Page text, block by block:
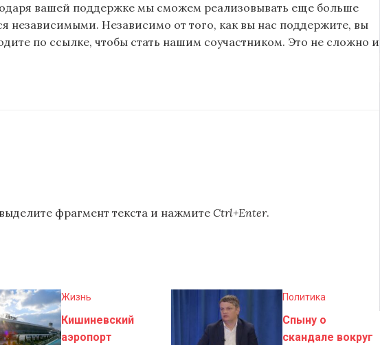
вашей поддержке мы сможем реализовывать еще больше
независимыми. Независимо от того, как вы нас поддержите, вы
по ссылке, чтобы стать нашим соучастником. Это не сложно и
фрагмент текста и нажмите Ctrl+Enter.
Жизнь
Кишиневский
аэропорт
Политика
Спыну о
скандале вокруг